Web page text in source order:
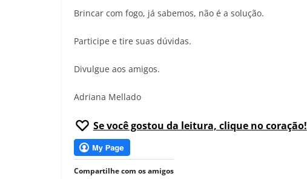
Brincar com fogo, já sabemos, não é a solução.
Participe e tire suas dúvidas.
Divulgue aos amigos.
Adriana Mellado
Se você gostou da leitura, clique no coração!
Compartilhe com os amigos